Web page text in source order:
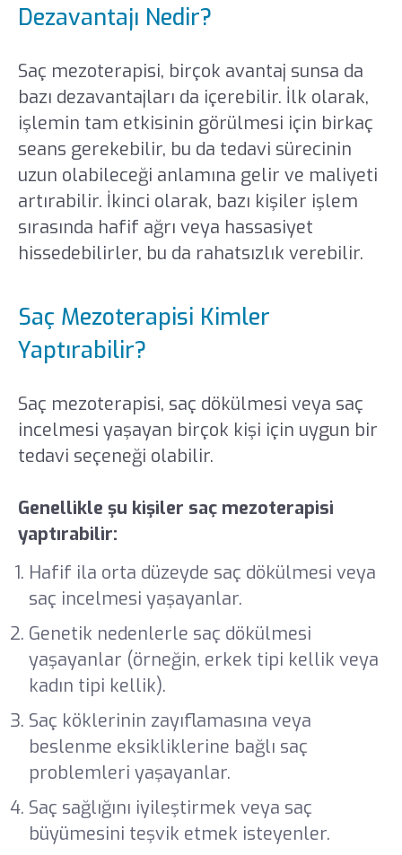
Dezavantajı Nedir?
Saç mezoterapisi, birçok avantaj sunsa da
bazı dezavantajları da içerebilir. İlk olarak,
işlemin tam etkisinin görülmesi için birkaç
seans gerekebilir, bu da tedavi sürecinin
uzun olabileceği anlamına gelir ve maliyeti
artırabilir. İkinci olarak, bazı kişiler işlem
sırasında hafif ağrı veya hassasiyet
hissedebilirler, bu da rahatsızlık verebilir.
Saç Mezoterapisi Kimler
Yaptırabilir?
Saç mezoterapisi, saç dökülmesi veya saç
incelmesi yaşayan birçok kişi için uygun bir
tedavi seçeneği olabilir.
Genellikle şu kişiler saç mezoterapisi
yaptırabilir:
Hafif ila orta düzeyde saç dökülmesi veya
saç incelmesi yaşayanlar.
Genetik nedenlerle saç dökülmesi
yaşayanlar (örneğin, erkek tipi kellik veya
kadın tipi kellik).
Saç köklerinin zayıflamasına veya
beslenme eksikliklerine bağlı saç
problemleri yaşayanlar.
Saç sağlığını iyileştirmek veya saç
büyümesini teşvik etmek isteyenler.